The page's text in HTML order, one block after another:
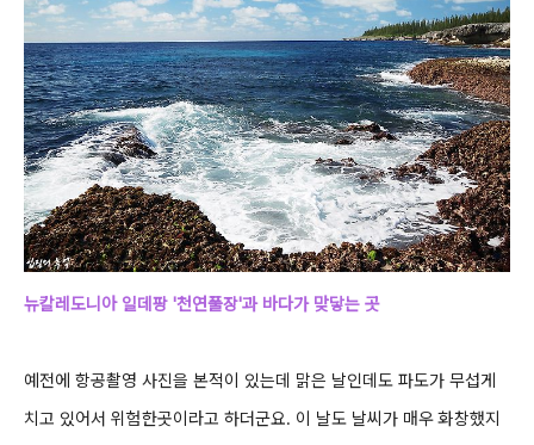
뉴칼레도니아 일데팡 '천연풀장'과 바다가 맞닿는 곳
예전에 항공촬영 사진을 본적이 있는데 맑은 날인데도 파도가 무섭게
치고 있어서 위험한곳이라고 하더군요. 이 날도 날씨가 매우 화창했지